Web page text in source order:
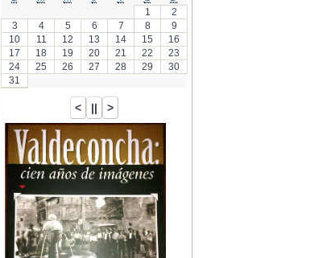
1
2
3
4 5 6 7 8
9
10
11 12 13 14 15
16
17
18 19 20 21 22
23
24
25 26 27 28 29
30
31